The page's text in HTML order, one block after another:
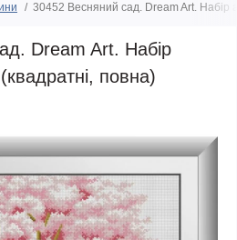
30452 Весняний сад. Dream Art. Набір
Dream Art. Набір
повна)